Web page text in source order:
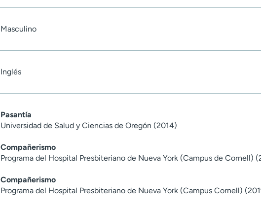
Masculino
Inglés
Pasantía
Universidad de Salud y Ciencias de Oregón (2014)
Compañerismo
Programa del Hospital Presbiteriano de Nueva York (Campus de Cornell)
Compañerismo
Programa del Hospital Presbiteriano de Nueva York (Campus Cornell)